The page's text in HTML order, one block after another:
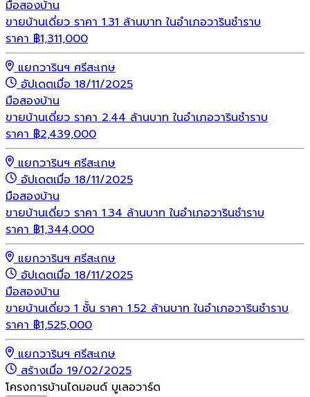
มือสองบ้าน
ขายบ้านเดี่ยว ราคา 1.31 ล้านบาท ในอำเภอวารินชำราบ
ราคา ฿1,311,000
แยกวารินฯ ศรีสะเกษ
อัปเดตเมื่อ 18/11/2025
มือสองบ้าน
ขายบ้านเดี่ยว ราคา 2.44 ล้านบาท ในอำเภอวารินชำราบ
ราคา ฿2,439,000
แยกวารินฯ ศรีสะเกษ
อัปเดตเมื่อ 18/11/2025
มือสองบ้าน
ขายบ้านเดี่ยว ราคา 1.34 ล้านบาท ในอำเภอวารินชำราบ
ราคา ฿1,344,000
แยกวารินฯ ศรีสะเกษ
อัปเดตเมื่อ 18/11/2025
มือสองบ้าน
ขายบ้านเดี่ยว 1 ชั้น ราคา 1.52 ล้านบาท ในอำเภอวารินชำราบ
ราคา ฿1,525,000
แยกวารินฯ ศรีสะเกษ
สร้างเมื่อ 19/02/2025
โครงการบ้านไดมอนด์ บูเลอวาร์ด